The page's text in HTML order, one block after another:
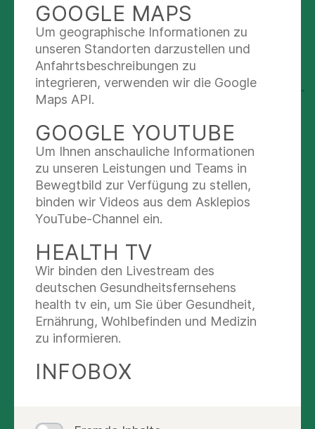
gesellschaftlichen Beitrag, die gesundheitliche
Chancengleichheit für Kinder zu fördern und
gesundheitliche Risiken weiter zu vermindern.
GESUNDHEITSUNTERRICHT
ZUM ANFASSEN - FELIX FIT
Regelmäßig finden bei uns an der Klinik "Felix
Fit"-Kurse für einen starken Kinderrücken statt.
Dabei lernen Kinder im Alter von sechs bis acht
Jahren spielerisch Übungen, die
Bewegungsmangel und Haltungsfehlern
Denn: Untersuchungen zeigen, dass bereits
Grundschüler unter motorischen Störungen und
Haltungsschwächen leiden. Meistens
verursachen diese in jungen Jahren noch keine
größeren Probleme, wirken sich aber im
Erwachsenenalter erheblich aus.
entgegenwirken, bevor sie richtig entstehen.
GOOGLE MAPS
Um geographische Informationen zu
unseren Standorten darzustellen und
Anfahrtsbeschreibungen zu
integrieren, verwenden wir die Google
Maps API.
GOOGLE YOUTUBE
Um Ihnen anschauliche Informationen
zu unseren Leistungen und Teams in
Bewegtbild zur Verfügung zu stellen,
binden wir Videos aus dem Asklepios
YouTube-Channel ein.
HEALTH TV
Wir binden den Livestream des
deutschen Gesundheitsfernsehens
health tv ein, um Sie über Gesundheit,
Ernährung, Wohlbefinden und Medizin
zu informieren.
INFOBOX